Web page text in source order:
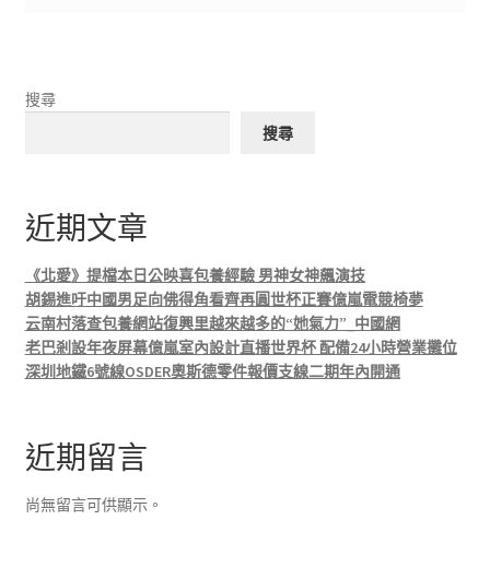
搜尋
搜尋
近期文章
《北愛》提檔本日公映喜包養經驗 男神女神飆演技
胡錫進吁中國男足向佛得角看齊再圓世杯正賽億嵐電競椅夢
云南村落查包養網站復興里越來越多的“她氣力”_中國網
老巴剎設年夜屏幕億嵐室內設計直播世界杯 配備24小時營業攤位
深圳地鐵6號線OSDER奧斯德零件報價支線二期年內開通
近期留言
尚無留言可供顯示。